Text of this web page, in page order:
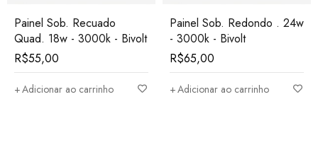
Painel Sob. Recuado
Quad. 18w - 3000k - Bivolt
R$55,00
Adicionar ao carrinho
Painel Sob. Redondo . 24w
- 3000k - Bivolt
R$65,00
Adicionar ao carrinho